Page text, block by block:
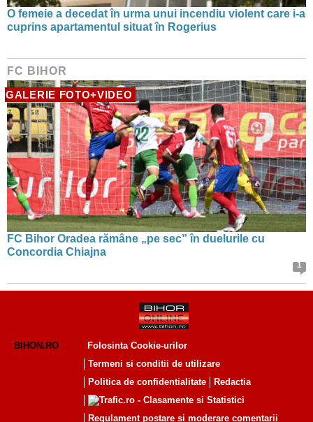
O femeie a decedat în urma unui incendiu violent care i-a
cuprins apartamentul situat în Rogerius
FC BIHOR
GALERIE FOTO+VIDEO
FC Bihor Oradea rămâne „pe sec” în duelurile cu
Concordia Chiajna
1
BIHON.RO
Folosinta Cookie-urilor
Termeni si conditii de utilizare
Politica de confidentialitate
Redactia
Regulament postare și moderare comentarii